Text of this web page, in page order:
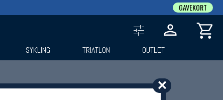
✕
GAVEKORT
SYKLING TRIATLON OUTLET